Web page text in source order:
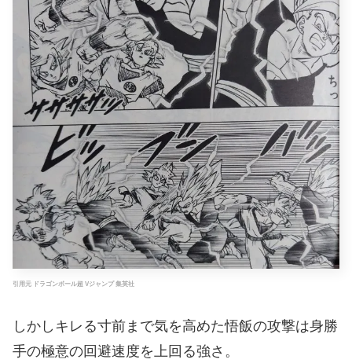
引用元 ドラゴンボール超 Vジャンプ 集英社
しかしキレる寸前まで気を高めた悟飯の攻撃は身勝
手の極意の回避速度を上回る強さ。